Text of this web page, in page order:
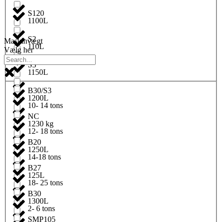
S120
S2
S3
B30/S3
NC
B20
B27
B30
SMP105
1100L
110L
1150L
1200L
1230 kg
1250L
125L
1300L
Maskinvægt
Vælg her
10- 14 tons
12- 18 tons
14-18 tons
18- 25 tons
2- 6 tons